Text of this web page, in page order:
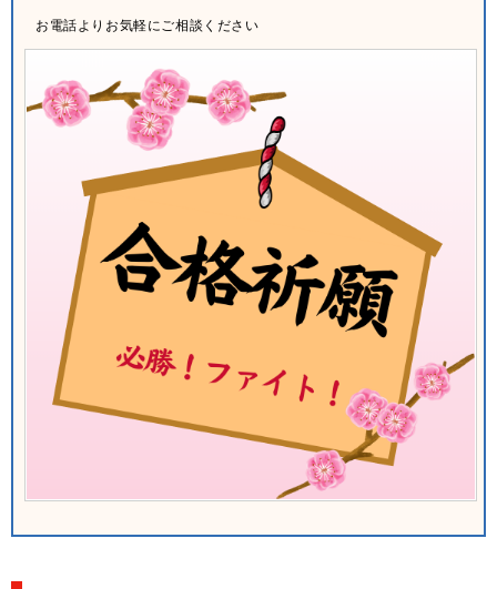
お電話よりお気軽にご相談ください